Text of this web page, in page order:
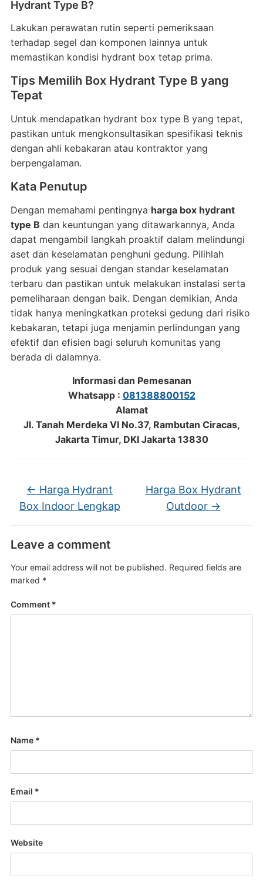
Hydrant Type B?
Lakukan perawatan rutin seperti pemeriksaan
terhadap segel dan komponen lainnya untuk
memastikan kondisi hydrant box tetap prima.
Tips Memilih Box Hydrant Type B yang
Tepat
Untuk mendapatkan hydrant box type B yang tepat,
pastikan untuk mengkonsultasikan spesifikasi teknis
dengan ahli kebakaran atau kontraktor yang
berpengalaman.
Kata Penutup
Dengan memahami pentingnya harga box hydrant
type B dan keuntungan yang ditawarkannya, Anda
dapat mengambil langkah proaktif dalam melindungi
aset dan keselamatan penghuni gedung. Pilihlah
produk yang sesuai dengan standar keselamatan
terbaru dan pastikan untuk melakukan instalasi serta
pemeliharaan dengan baik. Dengan demikian, Anda
tidak hanya meningkatkan proteksi gedung dari risiko
kebakaran, tetapi juga menjamin perlindungan yang
efektif dan efisien bagi seluruh komunitas yang
berada di dalamnya.
Informasi dan Pemesanan
Whatsapp : 081388800152
Alamat
Jl. Tanah Merdeka VI No.37, Rambutan Ciracas,
Jakarta Timur, DKI Jakarta 13830
← Harga Hydrant
Box Indoor Lengkap
Harga Box Hydrant
Outdoor →
Leave a comment
Your email address will not be published. Required fields are
marked *
Comment *
Name *
Email *
Website